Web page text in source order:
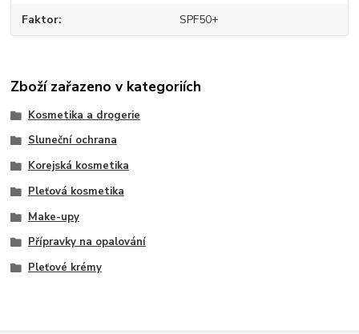
Faktor SPF50+
Zboží zařazeno v kategoriích
Kosmetika a drogerie
Sluneční ochrana
Korejská kosmetika
Pleťová kosmetika
Make-upy
Přípravky na opalování
Pleťové krémy